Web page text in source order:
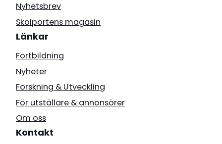
Nyhetsbrev
Skolportens magasin
Länkar
Fortbildning
Nyheter
Forskning & Utveckling
För utställare & annonsörer
Om oss
Kontakt